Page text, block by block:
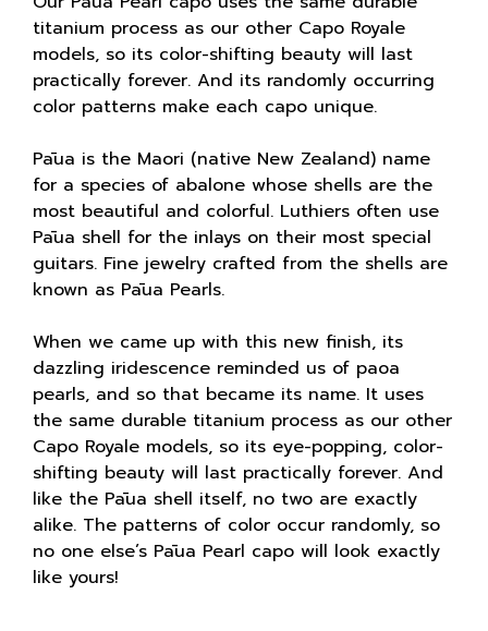
titanium process as our other Capo Royale
models, so its color-shifting beauty will last
practically forever. And its randomly occurring
color patterns make each capo unique.
Pāua is the Maori (native New Zealand) name
for a species of abalone whose shells are the
most beautiful and colorful. Luthiers often use
Pāua shell for the inlays on their most special
guitars. Fine jewelry crafted from the shells are
known as Pāua Pearls.
When we came up with this new finish, its
dazzling iridescence reminded us of paoa
pearls, and so that became its name. It uses
the same durable titanium process as our other
Capo Royale models, so its eye-popping, color-
shifting beauty will last practically forever. And
like the Pāua shell itself, no two are exactly
alike. The patterns of color occur randomly, so
no one else’s Pāua Pearl capo will look exactly
like yours!